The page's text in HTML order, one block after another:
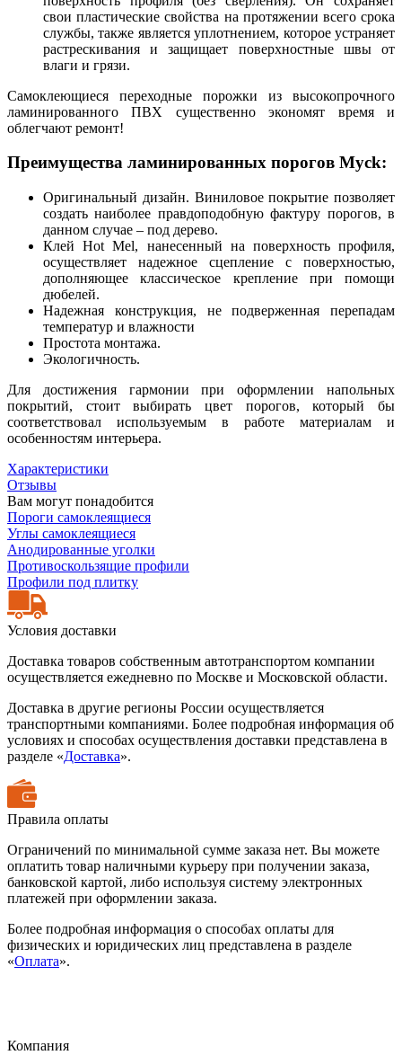
свои пластические свойства на протяжении всего срока
службы, также является уплотнением, которое устраняет
растрескивания и защищает поверхностные швы от
влаги и грязи.
Самоклеющиеся переходные порожки из высокопрочного
ламинированного ПВХ существенно экономят время и
облегчают ремонт!
Преимущества ламинированных порогов Myck:
Оригинальный дизайн. Виниловое покрытие позволяет
создать наиболее правдоподобную фактуру порогов, в
данном случае – под дерево.
Клей Hot Mel, нанесенный на поверхность профиля,
осуществляет надежное сцепление с поверхностью,
дополняющее классическое крепление при помощи
дюбелей.
Надежная конструкция, не подверженная перепадам
температур и влажности
Простота монтажа.
Экологичность.
Для достижения гармонии при оформлении напольных
покрытий, стоит выбирать цвет порогов, который бы
соответствовал используемым в работе материалам и
особенностям интерьера.
Характеристики
Отзывы
Вам могут понадобится
Пороги самоклеящиеся
Углы самоклеящиеся
Анодированные уголки
Противоскользящие профили
Профили под плитку
Условия доставки
Доставка товаров собственным автотранспортом компании
осуществляется ежедневно по Москве и Московской области.
Доставка в другие регионы России осуществляется
транспортными компаниями. Более подробная информация об
условиях и способах осуществления доставки представлена в
разделе «Доставка».
Правила оплаты
Ограничений по минимальной сумме заказа нет. Вы можете
оплатить товар наличными курьеру при получении заказа,
банковской картой, либо используя систему электронных
платежей при оформлении заказа.
Более подробная информация о способах оплаты для
физических и юридических лиц представлена в разделе
«Оплата».
Компания